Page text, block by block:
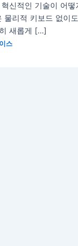
신적인 기술이 어떻
물리적 키보드 없이
새롭게 […]
스